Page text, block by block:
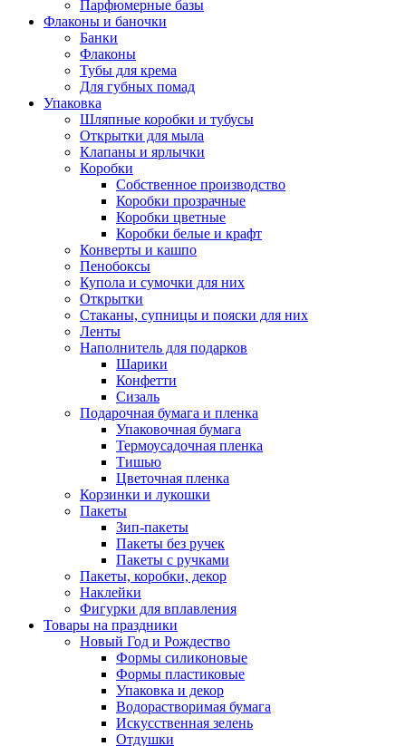
Парфюмерные базы
Флаконы и баночки
Банки
Флаконы
Тубы для крема
Для губных помад
Упаковка
Шляпные коробки и тубусы
Открытки для мыла
Клапаны и ярлычки
Коробки
Собственное производство
Коробки прозрачные
Коробки цветные
Коробки белые и крафт
Конверты и кашпо
Пенобоксы
Купола и сумочки для них
Открытки
Стаканы, супницы и пояски для них
Ленты
Наполнитель для подарков
Шарики
Конфетти
Сизаль
Подарочная бумага и пленка
Упаковочная бумага
Термоусадочная пленка
Тишью
Цветочная пленка
Корзинки и лукошки
Пакеты
Зип-пакеты
Пакеты без ручек
Пакеты с ручками
Пакеты, коробки, декор
Наклейки
Фигурки для вплавления
Товары на праздники
Новый Год и Рождество
Формы силиконовые
Формы пластиковые
Упаковка и декор
Водорастворимая бумага
Искусственная зелень
Отдушки